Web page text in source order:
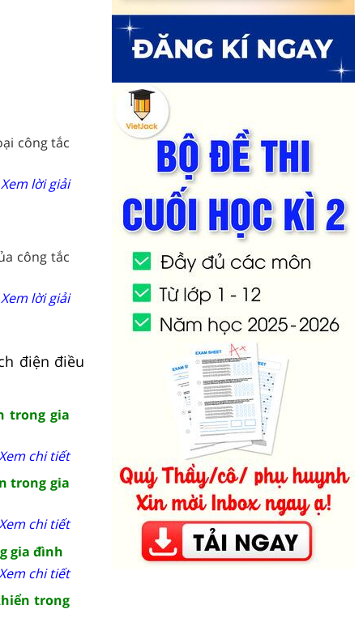
công tắc
Xem lời giải
công tắc
Xem lời giải
điện điều
trong gia
chi tiết
trong gia
chi tiết
gia đình
chi tiết
trong